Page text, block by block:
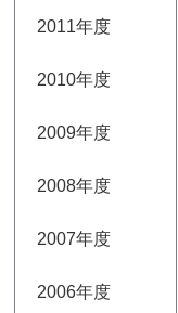
2011年度
2010年度
2009年度
2008年度
2007年度
2006年度